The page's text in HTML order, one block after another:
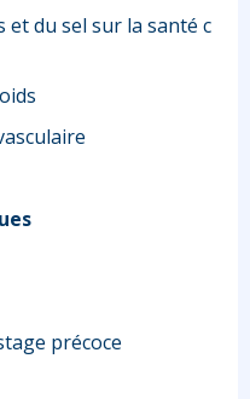
et du sel sur la santé c
précoce